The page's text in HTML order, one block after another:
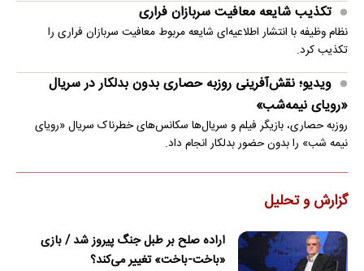
تکذیب شایعه معافیت سربازان فراری
نظام وظیفه با انتشار اطلاعیه‌ای شایعه مربوط معافیت سربازان فراری را
تکذیب کرد.
ویدیو؛ نقش‌آفرینی روزبه حصاری بدون بدلکار در سریال
«رویای نیمه‌شب»
روزبه حصاری، بازیگر فیلم و سریال‌ها سکانس‌های خطرناک سریال «رویای
نیمه شب» را بدون حضور بدلکار انجام داد.
گزارش و تحلیل
اراده صلح بر طبل جنگ پیروز شد / بازی
«باخت-باخت» تغییر می‌کند؟